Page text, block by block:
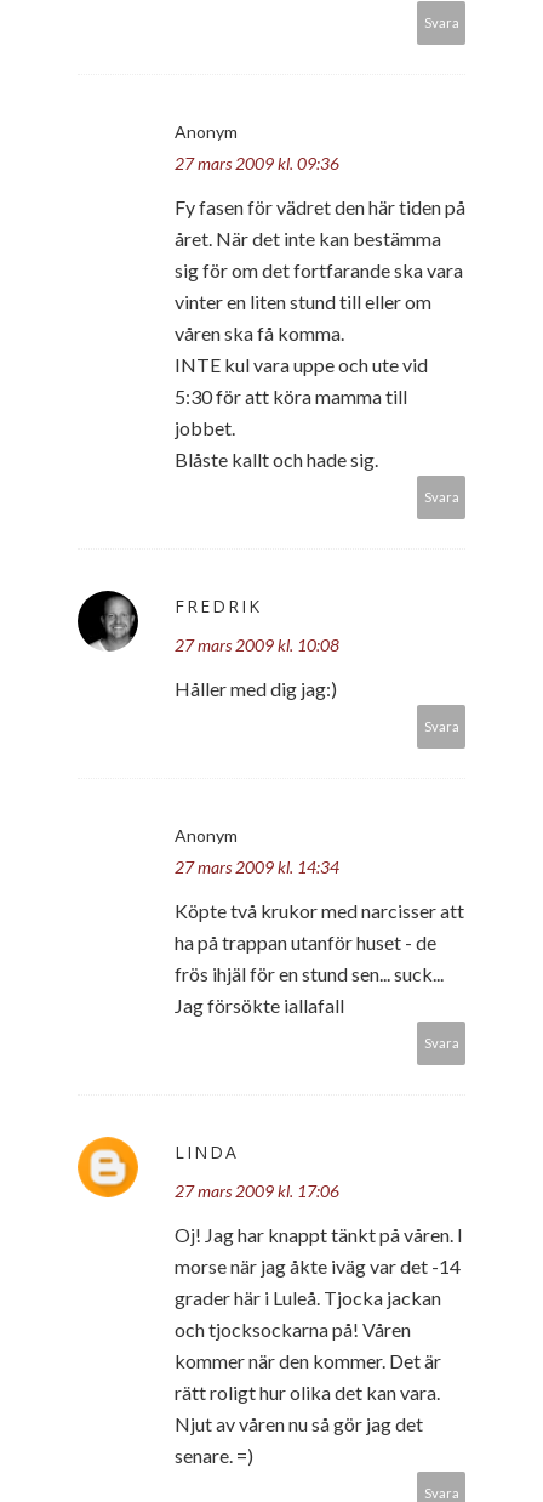
Svara
Anonym
27 mars 2009 kl. 09:36
Fy fasen för vädret den här tiden på
året. När det inte kan bestämma
sig för om det fortfarande ska vara
vinter en liten stund till eller om
våren ska få komma.
INTE kul vara uppe och ute vid
5:30 för att köra mamma till
jobbet.
Blåste kallt och hade sig.
Svara
FREDRIK
27 mars 2009 kl. 10:08
Håller med dig jag:)
Svara
Anonym
27 mars 2009 kl. 14:34
Köpte två krukor med narcisser att
ha på trappan utanför huset - de
frös ihjäl för en stund sen... suck...
Jag försökte iallafall
Svara
LINDA
27 mars 2009 kl. 17:06
Oj! Jag har knappt tänkt på våren. I
morse när jag åkte iväg var det -14
grader här i Luleå. Tjocka jackan
och tjocksockarna på! Våren
kommer när den kommer. Det är
rätt roligt hur olika det kan vara.
Njut av våren nu så gör jag det
senare. =)
Svara